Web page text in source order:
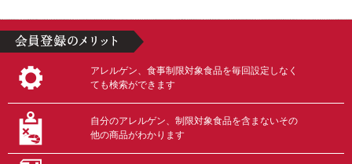
アレルゲン、食事制限対象食品を毎回設定しなく
ても検索ができます
自分のアレルゲン、制限対象食品を含まないその
他の商品がわかります